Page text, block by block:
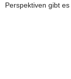
Perspektiven gibt es